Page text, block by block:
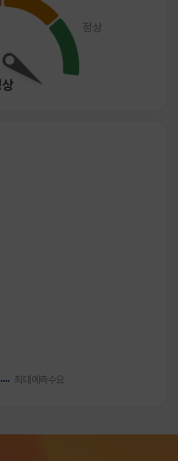
정상
최대예측수요